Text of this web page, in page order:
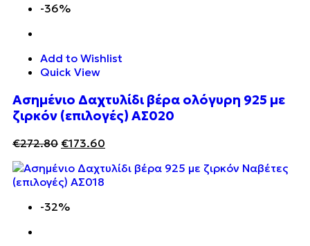
-36%
Add to Wishlist
Quick View
Ασημένιο Δαχτυλίδι βέρα ολόγυρη 925 με
ζιρκόν (επιλογές) ΑΣ020
€272.80 €173.60
-32%